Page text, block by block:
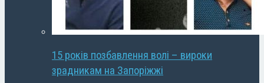
15 років позбавлення волі – вироки
зрадникам на Запоріжжі